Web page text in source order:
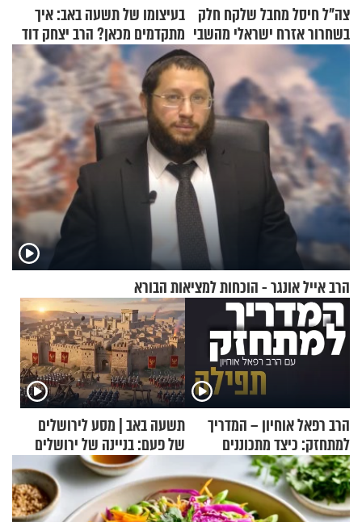
צה"ל חיסל מחבל שלקח חלק
בשחרור אזרח ישראלי מהשבי
בעיצומו של תשעה באב: איך
מתקדמים מכאן? הרב יצחק דוד
גרוסמן בשיחה מיוחדת
הרב אייל אונגר - הוכחות למציאות הבורא
הרב רפאל אוחיון – המדריך
למתחזק: כיצד מתכוננים
לתפילה?
תשעה באב | מסע לירושלים
של פעם: בניינה של ירושלים